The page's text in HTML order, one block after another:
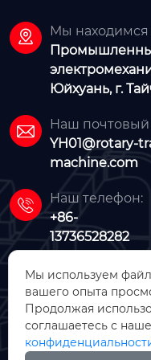

Мы находимся
Юйхуань, г.

Наш почтовый
YH01@rotary-
machine.com

Наш телефон:
+86-
13736528282
ООО
Мы используем
вашего опыта
Продолжая
соглашаетесь с